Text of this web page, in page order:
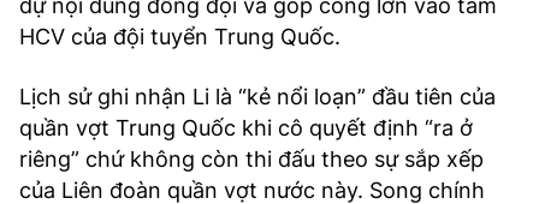
dự nội dung đồng đội và góp công lớn vào tấm
HCV của đội tuyển Trung Quốc.
Lịch sử ghi nhận Li là “kẻ nổi loạn” đầu tiên của
quần vợt Trung Quốc khi cô quyết định “ra ở
riêng” chứ không còn thi đấu theo sự sắp xếp
của Liên đoàn quần vợt nước này. Song chính